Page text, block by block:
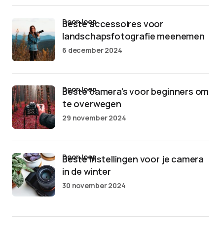
Beste accessoires voor
landschapsfotografie meenemen
door Joep
6 december 2024
Beste camera’s voor beginners om
te overwegen
door Joep
29 november 2024
Beste instellingen voor je camera
in de winter
door Joep
30 november 2024